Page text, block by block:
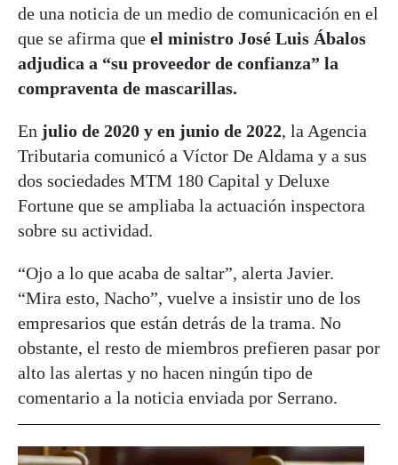
de una noticia de un medio de comunicación en el
que se afirma que el ministro José Luis Ábalos
adjudica a “su proveedor de confianza” la
compraventa de mascarillas.
En julio de 2020 y en junio de 2022, la Agencia
Tributaria comunicó a Víctor De Aldama y a sus
dos sociedades MTM 180 Capital y Deluxe
Fortune que se ampliaba la actuación inspectora
sobre su actividad.
“Ojo a lo que acaba de saltar”, alerta Javier.
“Mira esto, Nacho”, vuelve a insistir uno de los
empresarios que están detrás de la trama. No
obstante, el resto de miembros prefieren pasar por
alto las alertas y no hacen ningún tipo de
comentario a la noticia enviada por Serrano.